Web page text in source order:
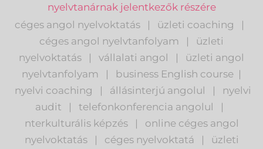
nyelvtanárnak jelentkezők részére
céges angol nyelvoktatás
| üzleti coaching
|
céges angol nyelvtanfolyam
|
üzleti
nyelvoktatás
| vállalati angol |
üzleti angol
nyelvtanfolyam
| business English course |
nyelvi coaching
| állásinterjú angolul |
nyelvi
audit
| telefonkonferencia angolul
|
nterkulturális képzés
| online céges angol
nyelvoktatás
| céges nyelvoktatá |
üzleti